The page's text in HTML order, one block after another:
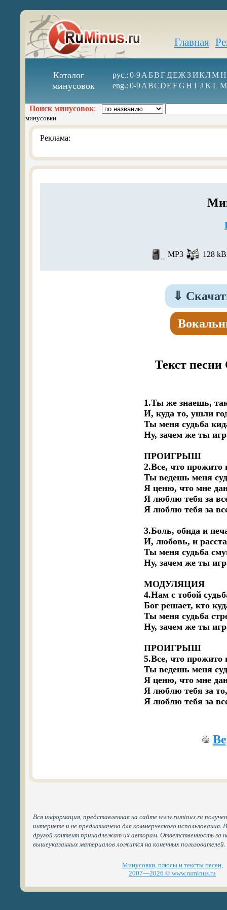
Главная
Каталог
минусовок
рус.: 0-9А БВГ ДЕЖ З ИКЛМН
eng.: 0-9ABCDEFGH I J K L M
Поиск минусовок:
минусовки
Реклама:
MP3 128
⇓
Текст песни
1.Ты же знаешь,
И, куда то, ушли
Ты меня судьба
Ну, зачем же ты
ПРОИГРЫШ
2.Все, что прожито
Ты ведешь меня
Я ценю, что мне
Я люблю тебя за
Я люблю тебя за
3.Боль, обида и
И, любовь, и
Ты меня судьба
Ну, зачем же ты
МОДУЛЯЦИЯ
4.Нам с тобой
Бог решает, кто
Ты меня судьба
Ну, зачем же ты
ПРОИГРЫШ
5.Все, что прожито
Ты ведешь меня
Я ценю, что мне
Я люблю тебя за
Я люблю тебя за
Вся информация, представленная на сайте www.ruminus.ru
интернете и не предназначена для коммерческого
другой контент принадлежат их авторам. Ответственность за
вышеуказанных материалов ложится на конечных пользователей.
Минусовки, плюсы и тексты песен,
2007—2026 © www.ruminus.ru